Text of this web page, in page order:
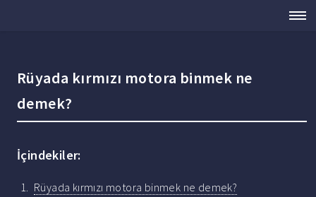
Rüyada kırmızı motora binmek ne
demek?
İçindekiler:
Rüyada kırmızı motora binmek ne demek?